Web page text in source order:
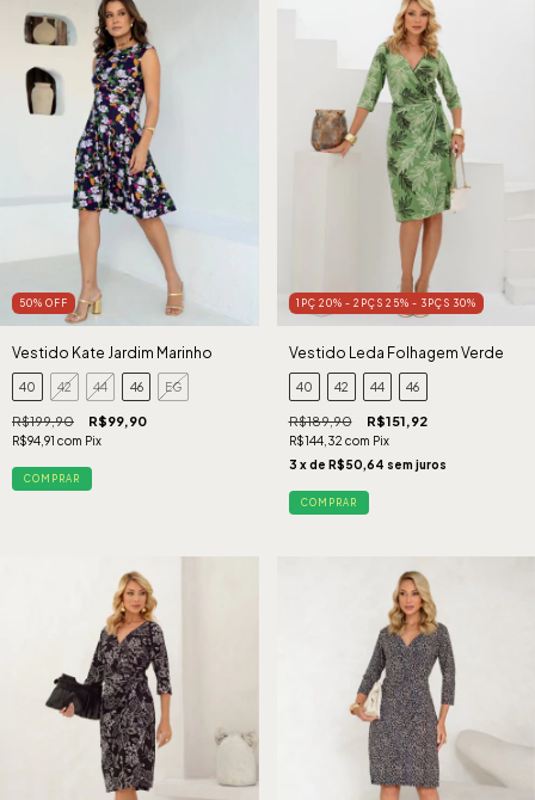
50% OFF
Vestido Kate Jardim Marinho
40 42 44 46 EG
R$199,90 R$99,90
R$94,91 com Pix
COMPRAR
1PÇ 20% - 2PÇS 25% - 3PÇS 30%
Vestido Leda Folhagem Verde
40 42 44 46
R$189,90 R$151,92
R$144,32 com Pix
3 x de R$50,64 sem juros
COMPRAR